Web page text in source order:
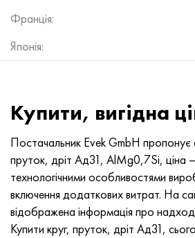
Франція:
Японія:
Купити, вигідна
Постачальник Evek GmbH пропонує
пруток, дріт Ад31, AlMg0,7Si, ціна
технологічними особливостями
включення додаткових витрат. На
відображена інформація про
Купити круг, пруток, дріт Ад31,